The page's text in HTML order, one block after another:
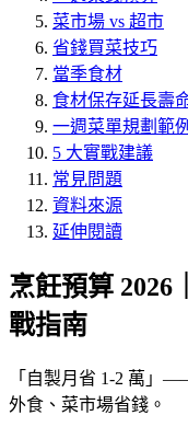
菜市場 vs 超市
省錢買菜技巧
當季食材
食材保存延長壽
一週菜單規劃範
5 大實戰建議
常見問題
資料來源
延伸閱讀
烹飪預算 2026
戰指南
「 自製月省 1-2 萬 」
外食、菜市場省錢。